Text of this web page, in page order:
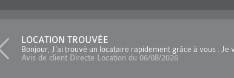
LOCATION TROUVÉE
Bonjour, J'ai trouvé un locataire rapidement grâce à vous .
Avis de client Directe Location du 06/08/2026